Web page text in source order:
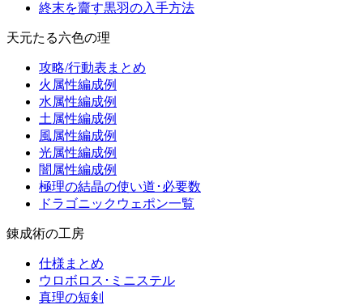
終末を齎す黒羽の入手方法
天元たる六色の理
攻略/行動表まとめ
火属性編成例
水属性編成例
土属性編成例
風属性編成例
光属性編成例
闇属性編成例
極理の結晶の使い道･必要数
ドラゴニックウェポン一覧
錬成術の工房
仕様まとめ
ウロボロス･ミニステル
真理の短剣